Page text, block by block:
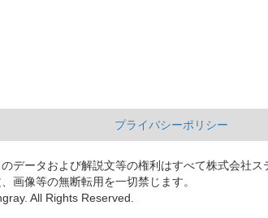
プライバシーポリシー
データおよび解説文等の権利はすべて株式会社ス
画像等の無断転用を一切禁じます。
All Rights Reserved.